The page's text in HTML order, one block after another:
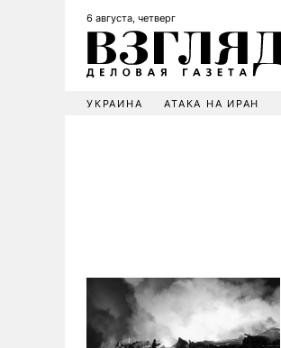
6 августа, четверг
УКРАИНА АТАКА НА ИРАН